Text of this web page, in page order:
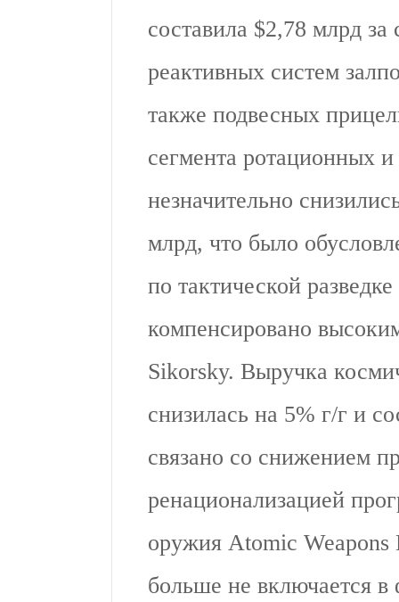
составила $2,78 млрд
реактивных систем
также подвесных
сегмента ротационных
незначительно
млрд, что было
по тактической
компенсировано
Sikorsky. Выручка
снизилась на 5% г/г и
связано со снижением
ренационализацией
оружия Atomic Weapons
больше не включается в